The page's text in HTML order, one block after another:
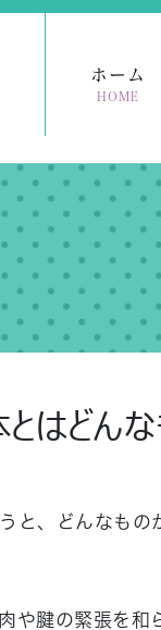
ホーム
HOME
はどん
と、どんなもの
や腱の緊張を和